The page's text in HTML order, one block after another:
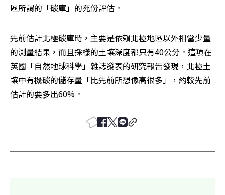
區所謂的「碳庫」的充份評估。
先前估計北極碳庫時，主要是依賴北極地區以外相當少量
的測量結果，而且採樣的土壤深度都只有40公分。這項在
英國「自然地球科學」雜誌發表的研究報告發現，北極土
壤中有機碳的儲存量「比先前所想像高很多」，約較先前
估計的要多出60%。